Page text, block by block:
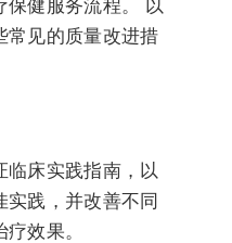
保健服务流程。 以
常见的质量改进措
临床实践指南，以
实践，并改善不同
效果。